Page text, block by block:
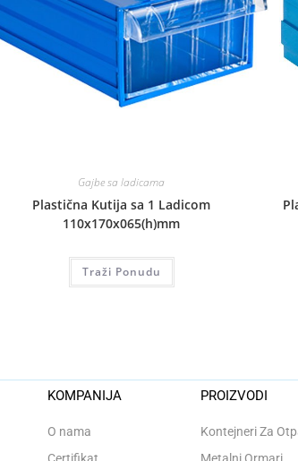
Gajbe sa ladicama
Plastična Kutija sa 1 Ladicom
110x170x065(h)mm
Traži Ponudu
KOMPANIJA
O nama
PROIZVODI
Kontejneri Za